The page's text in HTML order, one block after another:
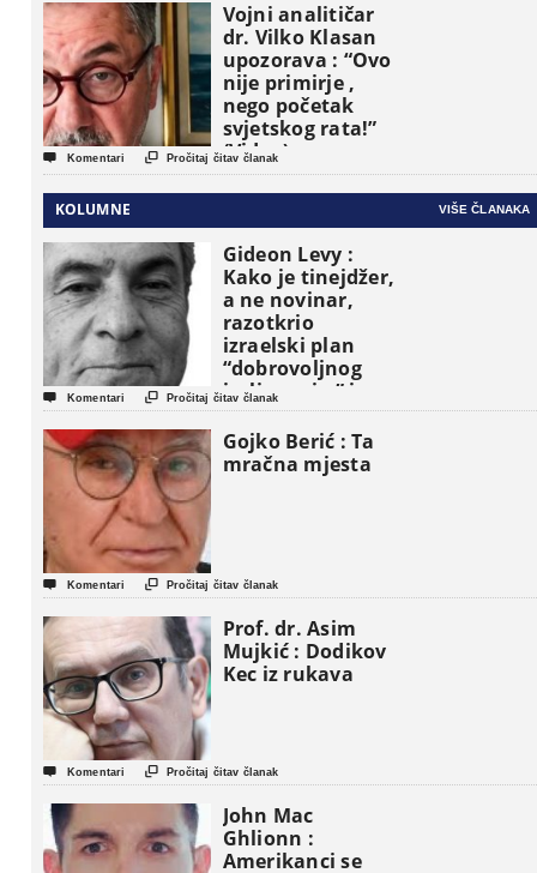
Vojni analitičar
dr. Vilko Klasan
upozorava : “Ovo
nije primirje ,
nego početak
svjetskog rata!”
(Video)
 Komentari  Pročitaj čitav članak
KOLUMNE VIŠE ČLANAKA
Gideon Levy :
Kako je tinejdžer,
a ne novinar,
razotkrio
izraelski plan
“dobrovoljnog
iseljavanja ” iz
Gaze
 Komentari  Pročitaj čitav članak
Gojko Berić : Ta
mračna mjesta
 Komentari  Pročitaj čitav članak
Prof. dr. Asim
Mujkić : Dodikov
Kec iz rukava
 Komentari  Pročitaj čitav članak
John Mac
Ghlionn :
Amerikanci se